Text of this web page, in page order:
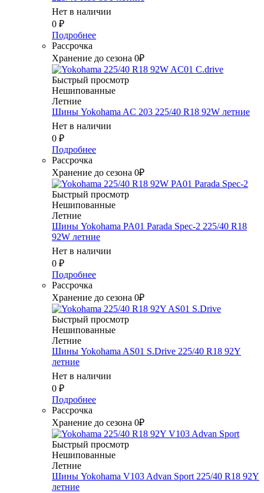
Нет в наличии
0 ₽
Подробнее
Рассрочка
Хранение до сезона 0₽
Быстрый просмотр
Нешипованные
Летние
Шины Yokohama AC 203 225/40 R18 92W летние
Нет в наличии
0 ₽
Подробнее
Рассрочка
Хранение до сезона 0₽
Быстрый просмотр
Нешипованные
Летние
Шины Yokohama PA01 Parada Spec-2 225/40 R18
92W летние
Нет в наличии
0 ₽
Подробнее
Рассрочка
Хранение до сезона 0₽
Быстрый просмотр
Нешипованные
Летние
Шины Yokohama AS01 S.Drive 225/40 R18 92Y
летние
Нет в наличии
0 ₽
Подробнее
Рассрочка
Хранение до сезона 0₽
Быстрый просмотр
Нешипованные
Летние
Шины Yokohama V103 Advan Sport 225/40 R18 92Y
летние